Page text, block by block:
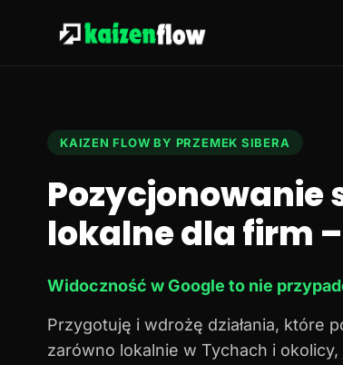
KAIZEN FLOW BY PRZEMEK SIBERA
Pozycjonowanie
lokalne dla firm
Widoczność w Google to nie
Przygotuję i wdrożę działania, które
zarówno lokalnie w Tychach i